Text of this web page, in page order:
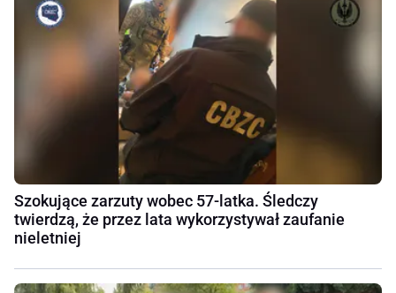
Szokujące zarzuty wobec 57-latka. Śledczy
twierdzą, że przez lata wykorzystywał zaufanie
nieletniej